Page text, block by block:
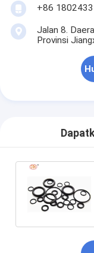
+86
Jalan 8.
Provinsi